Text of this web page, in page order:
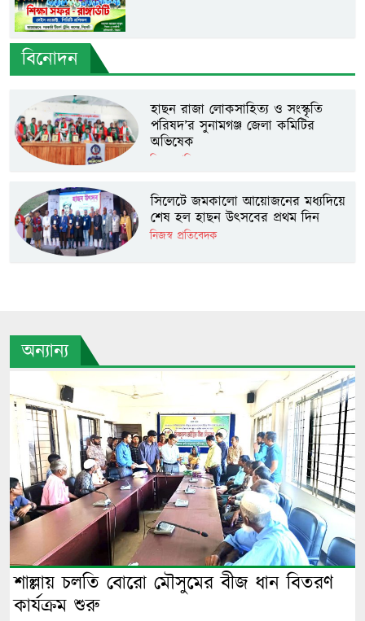
বিনোদন
হাছন রাজা লোকসাহিত্য ও সংস্কৃতি
পরিষদ’র সুনামগঞ্জ জেলা কমিটির
অভিষেক
নিজস্ব প্রতিবেদক
সিলেটে জমকালো আয়োজনের মধ্যদিয়ে
শেষ হল হাছন উৎসবের প্রথম দিন
নিজস্ব প্রতিবেদক
অন্যান্য
শাল্লায় চলতি বোরো মৌসুমের বীজ ধান বিতরণ
কার্যক্রম শুরু